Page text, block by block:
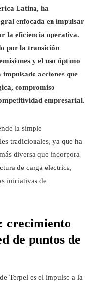
Latina, ha
enfocada en impulsar
la eficiencia operativa.
por la transición
y el uso óptimo
impulsado acciones que
compromiso
empresarial.
la simple
tradicionales, ya que ha
diversa que incorpora
de carga eléctrica,
iniciativas de
crecimiento
de puntos de
Terpel es el impulso a la